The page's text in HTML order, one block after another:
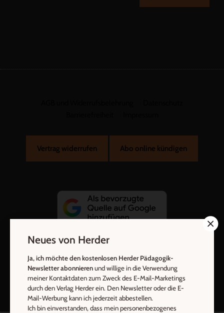
Vertrag widerrufen Abo online kündigen
Nach oben
Neues von Herder
Ja, ich möchte den kostenlosen Herder Pädagogik-
Newsletter abonnierenund willige in die Verwendung
meiner Kontaktdaten zum Zweck des E-Mail-Marketings
durch den Verlag Herder ein. Den Newsletter oder die E-
Mail-Werbung kann ich jederzeit abbestellen.
Ich bin einverstanden, dass mein personenbezogenes